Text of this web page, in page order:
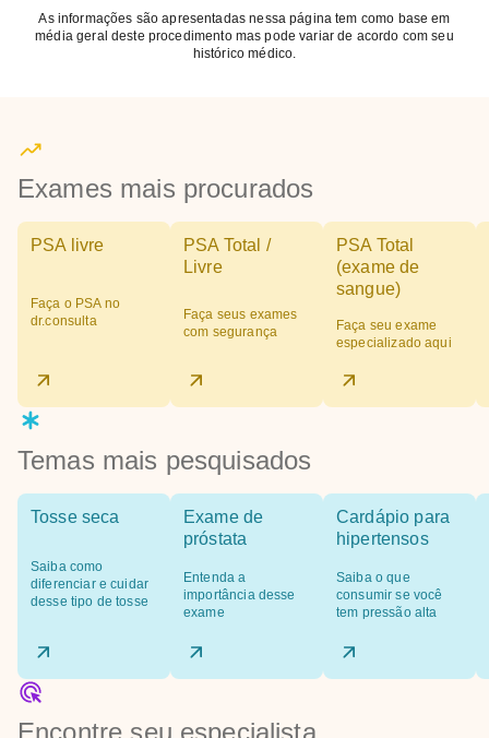
As informações são apresentadas nessa página tem como base em
média geral deste procedimento mas pode variar de acordo com seu
histórico médico.
Exames mais procurados
PSA livre
Faça o PSA no
dr.consulta
PSA Total /
Livre
Faça seus exames
com segurança
PSA Total
(exame de
sangue)
Faça seu exame
especializado aqui
Temas mais pesquisados
Tosse seca
Saiba como
diferenciar e cuidar
desse tipo de tosse
Exame de
próstata
Entenda a
importância desse
exame
Cardápio para
hipertensos
Saiba o que
consumir se você
tem pressão alta
Encontre seu especialista